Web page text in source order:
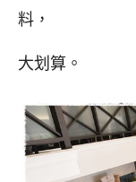
料，
大划算。